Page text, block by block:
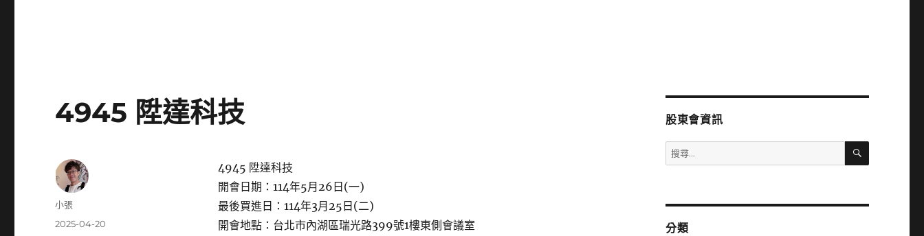
4945 陞達科技
4945 陞達科技
開會日期：114年5月26日(一)
最後買進日：114年3月25日(二)
開會地點：台北市內湖區瑞光路399號1樓東側會議室
作
小張
發
2025-04-20
股東會資訊
搜
尋
字:
搜
分類